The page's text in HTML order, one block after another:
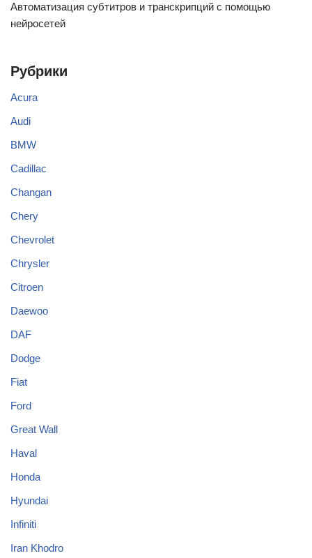
Автоматизация субтитров и транскрипций с помощью
нейросетей
Рубрики
Acura
Audi
BMW
Cadillac
Changan
Chery
Chevrolet
Chrysler
Citroen
Daewoo
DAF
Dodge
Fiat
Ford
Great Wall
Haval
Honda
Hyundai
Infiniti
Iran Khodro